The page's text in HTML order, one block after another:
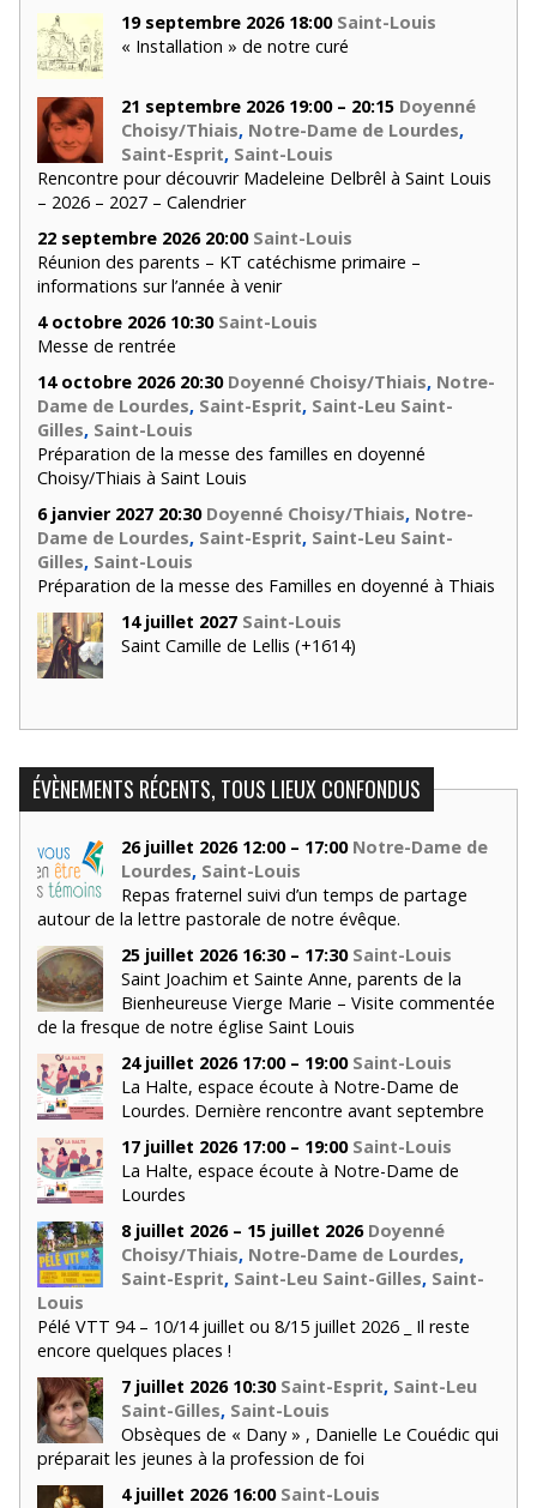
19 septembre 2026 18:00 Saint-Louis
« Installation » de notre curé
21 septembre 2026 19:00 – 20:15 Doyenné
Choisy/Thiais, Notre-Dame de Lourdes,
Saint-Esprit, Saint-Louis
Rencontre pour découvrir Madeleine Delbrêl à Saint Louis
– 2026 – 2027 – Calendrier
22 septembre 2026 20:00 Saint-Louis
Réunion des parents – KT catéchisme primaire –
informations sur l’année à venir
4 octobre 2026 10:30 Saint-Louis
Messe de rentrée
14 octobre 2026 20:30 Doyenné Choisy/Thiais, Notre-
Dame de Lourdes, Saint-Esprit, Saint-Leu Saint-
Gilles, Saint-Louis
Préparation de la messe des familles en doyenné
Choisy/Thiais à Saint Louis
6 janvier 2027 20:30 Doyenné Choisy/Thiais, Notre-
Dame de Lourdes, Saint-Esprit, Saint-Leu Saint-
Gilles, Saint-Louis
Préparation de la messe des Familles en doyenné à Thiais
14 juillet 2027 Saint-Louis
Saint Camille de Lellis (+1614)
ÉVÈNEMENTS RÉCENTS, TOUS LIEUX CONFONDUS
26 juillet 2026 12:00 – 17:00 Notre-Dame de
Lourdes, Saint-Louis
Repas fraternel suivi d’un temps de partage
autour de la lettre pastorale de notre évêque.
25 juillet 2026 16:30 – 17:30 Saint-Louis
Saint Joachim et Sainte Anne, parents de la
Bienheureuse Vierge Marie – Visite commentée
de la fresque de notre église Saint Louis
24 juillet 2026 17:00 – 19:00 Saint-Louis
La Halte, espace écoute à Notre-Dame de
Lourdes. Dernière rencontre avant septembre
17 juillet 2026 17:00 – 19:00 Saint-Louis
La Halte, espace écoute à Notre-Dame de
Lourdes
8 juillet 2026 – 15 juillet 2026 Doyenné
Choisy/Thiais, Notre-Dame de Lourdes,
Saint-Esprit, Saint-Leu Saint-Gilles, Saint-
Louis
Pélé VTT 94 – 10/14 juillet ou 8/15 juillet 2026 _ Il reste
encore quelques places !
7 juillet 2026 10:30 Saint-Esprit, Saint-Leu
Saint-Gilles, Saint-Louis
Obsèques de « Dany » , Danielle Le Couédic qui
préparait les jeunes à la profession de foi
4 juillet 2026 16:00 Saint-Louis